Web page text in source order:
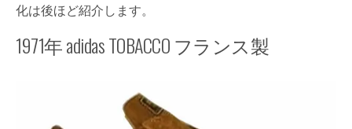
化は後ほど紹介します。
1971年 adidas TOBACCO フランス製